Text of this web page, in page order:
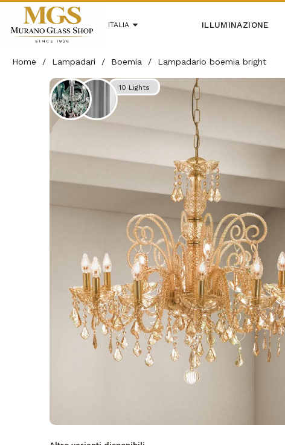
ITALIA ILLUMINAZIONE
Home / Lampadari / Boemia / Lampadario boemia bright
10 Lights